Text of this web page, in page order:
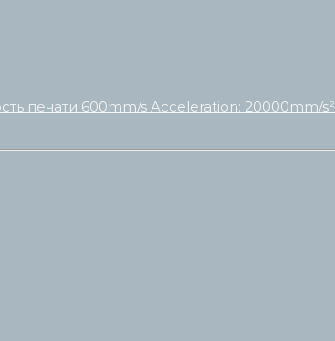
печати 600mm/s Acceleration: 20000mm/s²